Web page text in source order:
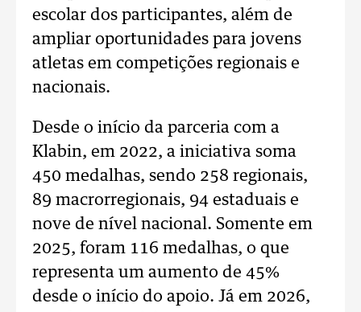
escolar dos participantes, além de
ampliar oportunidades para jovens
atletas em competições regionais e
nacionais.
Desde o início da parceria com a
Klabin, em 2022, a iniciativa soma
450 medalhas, sendo 258 regionais,
89 macrorregionais, 94 estaduais e
nove de nível nacional. Somente em
2025, foram 116 medalhas, o que
representa um aumento de 45%
desde o início do apoio. Já em 2026,